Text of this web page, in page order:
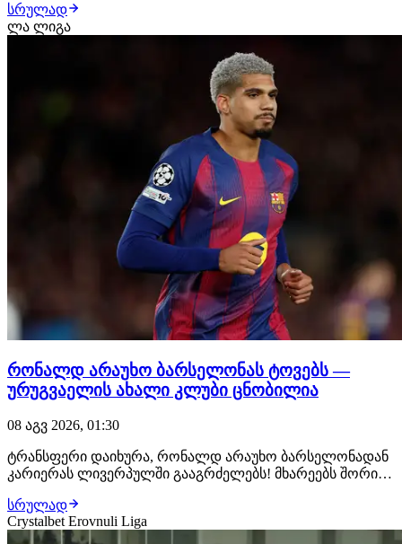
ექსელსიორსის ქართველი ფეხბურთელი ირაკლი
იეგოიანი. ერედივიზონის ახალი სეზონის პირველი გოლი
სრულად
ლა ლიგა
რონალდ არაუხო ბარსელონას ტოვებს —
ურუგვაელის ახალი კლუბი ცნობილია
08 აგვ 2026, 01:30
ტრანსფერი დაიხურა, რონალდ არაუხო ბარსელონადან
კარიერას ლივერპულში გააგრძელებს! მხარეებს შორის
მცველს ახალ კლუბში უკვე ელოდებიან, სადაც
სამედიცინო შემოწმებას გაივლის და კონტრაქტს ხელს
სრულად
Crystalbet Erovnuli Liga